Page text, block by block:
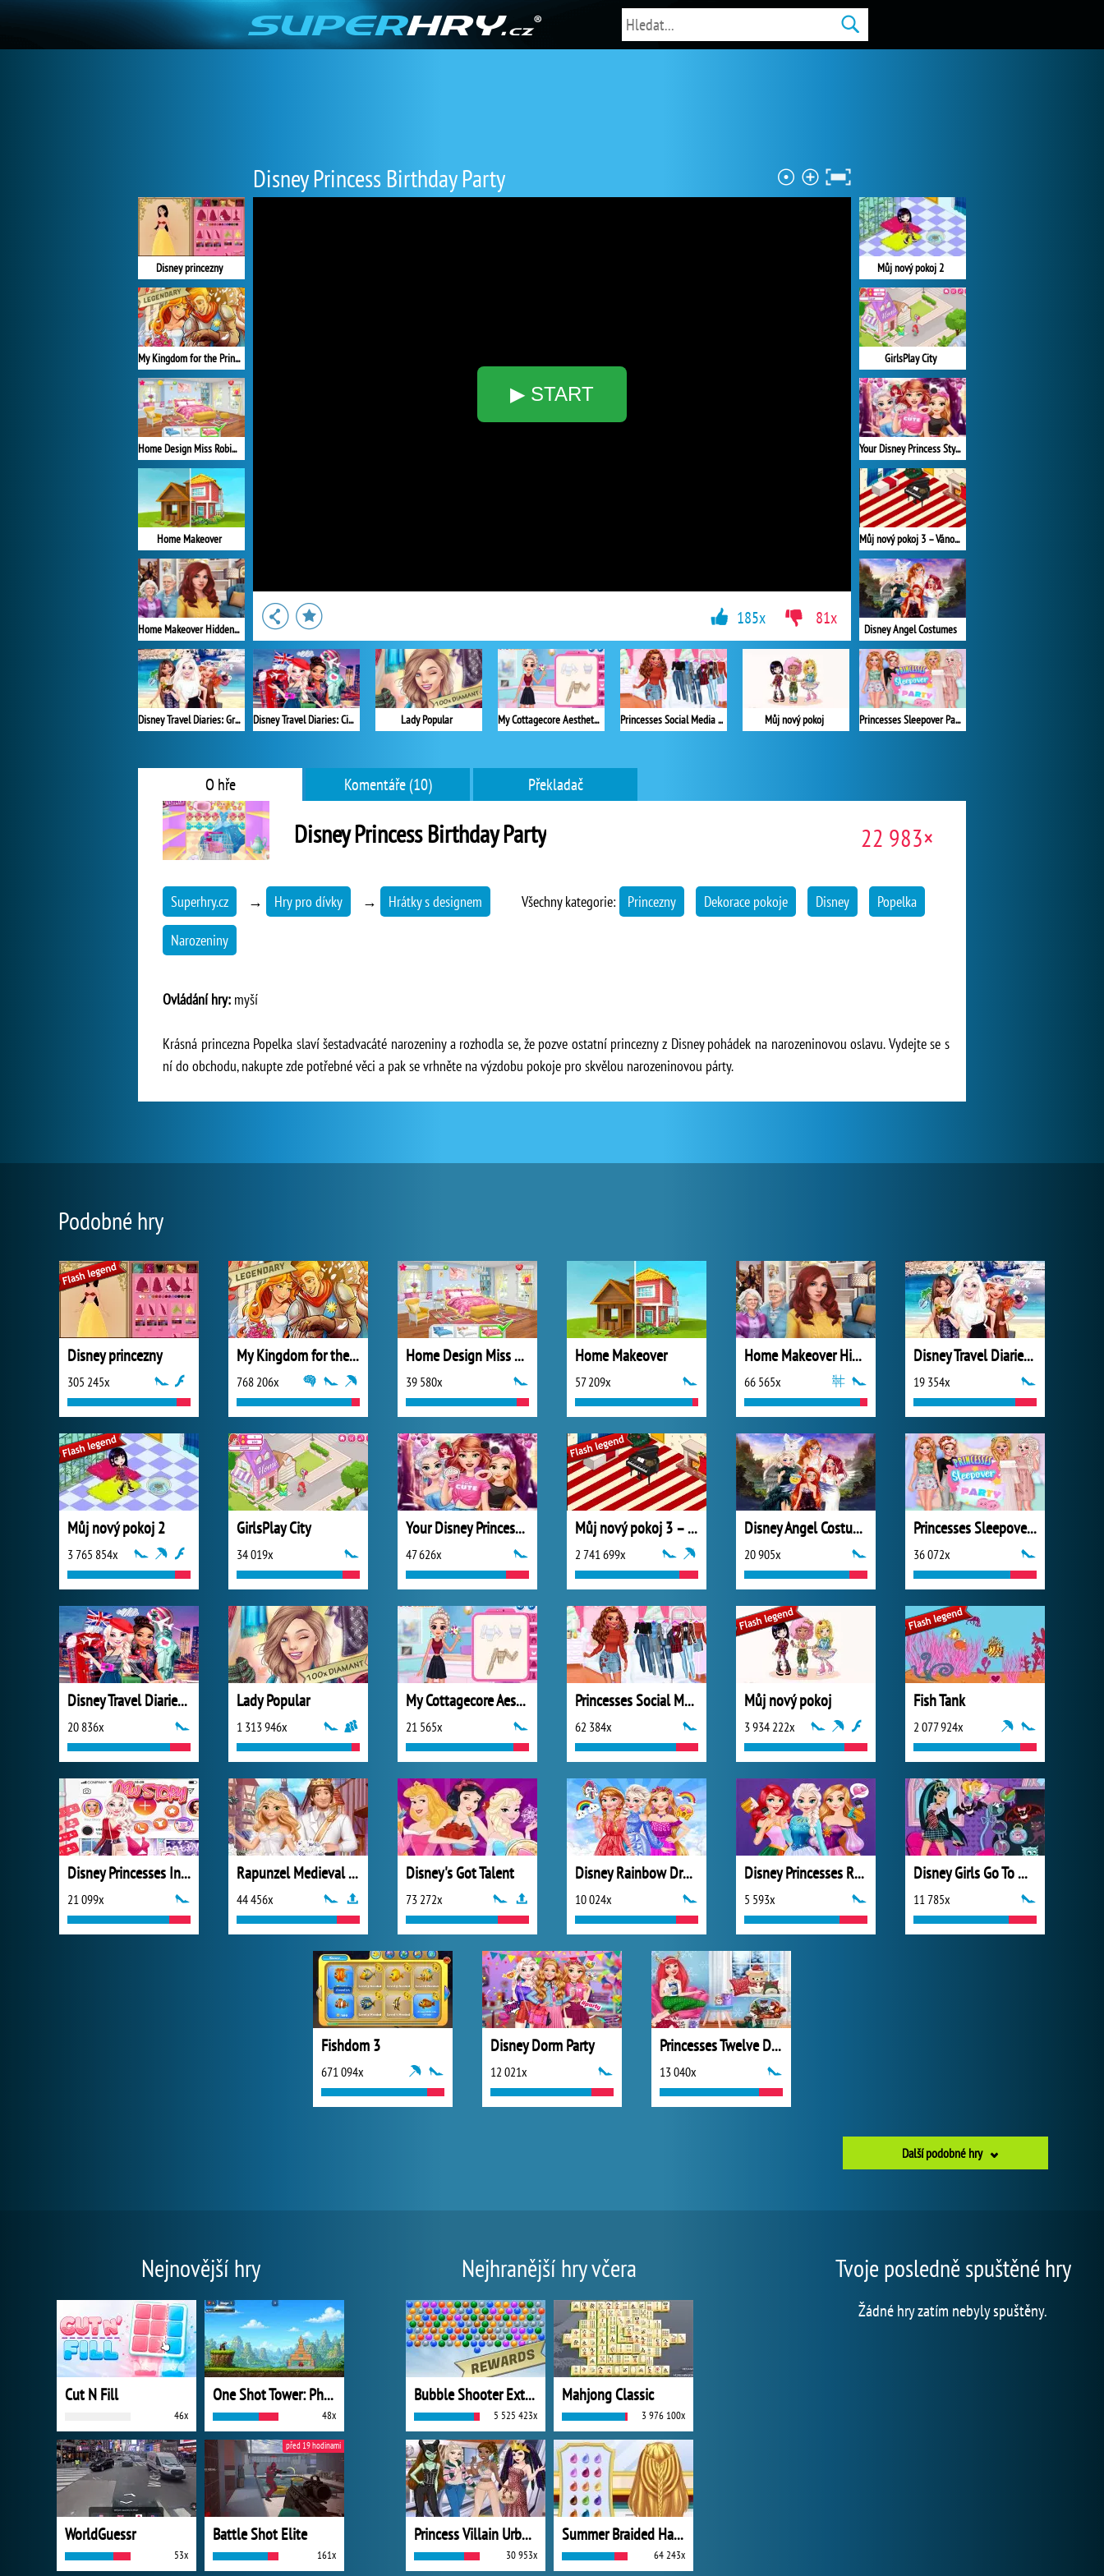
Disney Princess Birthday Party
▶ START
Disney princezny
My Kingdom for the Princess Plná verze
Home Design Miss Robins Home Makeover
Home Makeover
Home Makeover Hidden Object
Disney Travel Diaries: Greece
Můj nový pokoj 2
GirlsPlay City
Your Disney Princess Style
Můj nový pokoj 3 – Vánoce
Disney Angel Costumes
Princesses Sleepover Party
Disney Travel Diaries: City Break Lady Popular My Cottagecore Aesthetic Look Princesses Social Media Stars Můj nový pokoj
185x 81x
O hře Komentáře (10) Překladač
Disney Princess Birthday Party 22 983×
Superhry.cz → Hry pro dívky → Hrátky s designem Všechny kategorie: Princezny Dekorace pokoje Disney Popelka
Narozeniny
Ovládání hry: myší
Krásná princezna Popelka slaví šestadvacáté narozeniny a rozhodla se, že pozve ostatní princezny z Disney pohádek na narozeninovou oslavu. Vydejte se s
ní do obchodu, nakupte zde potřebné věci a pak se vrhněte na výzdobu pokoje pro skvělou narozeninovou párty.
Podobné hry
Disney princezny
305 245x
My Kingdom for the Princess Plná verze
768 206x
Home Design Miss Robins Home Makeover
39 580x
Home Makeover
57 209x
Home Makeover Hidden Object
66 565x
Disney Travel Diaries: Greece
19 354x
Můj nový pokoj 2
3 765 854x
GirlsPlay City
34 019x
Your Disney Princess Style
47 626x
Můj nový pokoj 3 – Vánoce
2 741 699x
Disney Angel Costumes
20 905x
Princesses Sleepover Party
36 072x
Disney Travel Diaries: City Break
20 836x
Lady Popular
1 313 946x
My Cottagecore Aesthetic Look
21 565x
Princesses Social Media Stars
62 384x
Můj nový pokoj
3 934 222x
Fish Tank
2 077 924x
Disney Princesses Instagram Stories
21 099x
Rapunzel Medieval Wedding
44 456x
Disney's Got Talent
73 272x
Disney Rainbow Dressup
10 024x
Disney Princesses Rainbow Dresses
5 593x
Disney Girls Go To Monster High 2
11 785x
Fishdom 3
671 094x
Disney Dorm Party
12 021x
Princesses Twelve Days of Christmas
13 040x
Další podobné hry
Nejnovější hry
Cut N Fill
46x
One Shot Tower: Physics Destroyer
48x
WorldGuessr
53x
Battle Shot Elite
161x
před 19 hodinami
Nejhranější hry včera
Bubble Shooter Extreme
5 525 423x
Mahjong Classic
3 976 100x
Princess Villain Urban Outfitters Summer
30 953x
Summer Braided Hairstyles
64 243x
Tvoje posledně spuštěné hry
Žádné hry zatím nebyly spuštěny.